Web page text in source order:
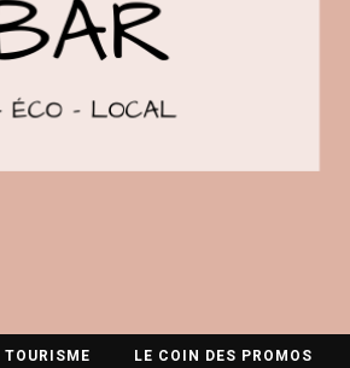
TOURISME LE COIN DES PROMOS